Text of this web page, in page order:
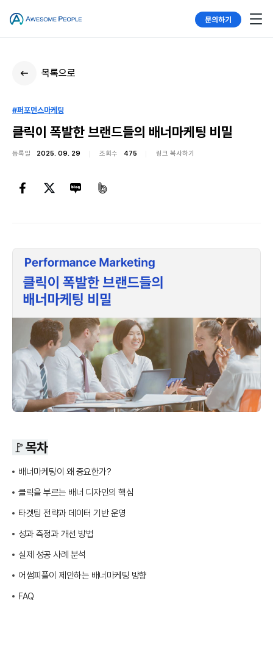
문의하기
목록으로
#퍼포먼스마케팅
클릭이 폭발한 브랜드들의 배너마케팅 비밀
등록일 2025. 09. 29 조회수 475 링크 복사하기
🚩목차
배너마케팅이 왜 중요한가?
클릭을 부르는 배너 디자인의 핵심
타겟팅 전략과 데이터 기반 운영
성과 측정과 개선 방법
실제 성공 사례 분석
어썸피플이 제안하는 배너마케팅 방향
FAQ